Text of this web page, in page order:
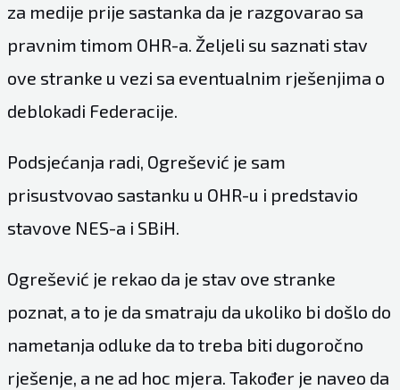
za medije prije sastanka da je razgovarao sa
pravnim timom OHR-a. Željeli su saznati stav
ove stranke u vezi sa eventualnim rješenjima o
deblokadi Federacije.
Podsjećanja radi, Ogrešević je sam
prisustvovao sastanku u OHR-u i predstavio
stavove NES-a i SBiH.
Ogrešević je rekao da je stav ove stranke
poznat, a to je da smatraju da ukoliko bi došlo do
nametanja odluke da to treba biti dugoročno
rješenje, a ne ad hoc mjera. Također je naveo da